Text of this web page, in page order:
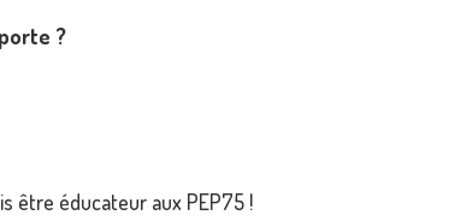
?
être éducateur aux PEP75 !